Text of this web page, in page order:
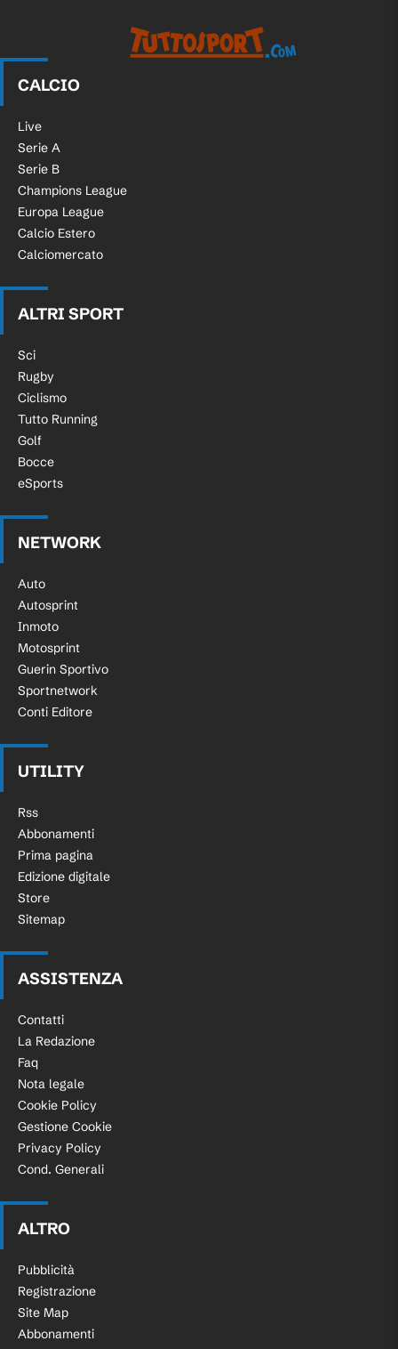
CALCIO
Live
Serie A
Serie B
Champions League
Europa League
Calcio Estero
Calciomercato
ALTRI SPORT
Sci
Rugby
Ciclismo
Tutto Running
Golf
Bocce
eSports
NETWORK
Auto
Autosprint
Inmoto
Motosprint
Guerin Sportivo
Sportnetwork
Conti Editore
UTILITY
Rss
Abbonamenti
Prima pagina
Edizione digitale
Store
Sitemap
ASSISTENZA
Contatti
La Redazione
Faq
Nota legale
Cookie Policy
Gestione Cookie
Privacy Policy
Cond. Generali
ALTRO
Pubblicità
Registrazione
Site Map
Abbonamenti